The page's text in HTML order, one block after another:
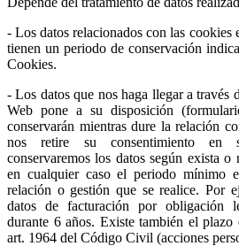
- Los datos relacionados con las cookies
tienen un periodo de conservación
Cookies.
- Los datos que nos haga llegar a través
Web pone a su disposición
conservarán mientras dure la relación
nos retire su consentimiento en
conservaremos los datos según exista
en cualquier caso el periodo mínimo
relación o gestión que se realice. Por
datos de facturación por obligación
durante 6 años. Existe también el plazo
art. 1964 del Código Civil (acciones